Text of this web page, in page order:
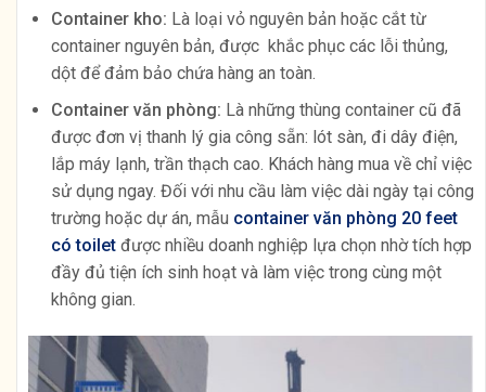
Container kho: Là loại vỏ nguyên bản hoặc cắt từ
container nguyên bản, được khắc phục các lỗi thủng,
dột để đảm bảo chứa hàng an toàn.
Container văn phòng: Là những thùng container cũ đã
được đơn vị thanh lý gia công sẵn: lót sàn, đi dây điện,
lắp máy lạnh, trần thạch cao. Khách hàng mua về chỉ việc
sử dụng ngay. Đối với nhu cầu làm việc dài ngày tại công
trường hoặc dự án, mẫu container văn phòng 20 feet
có toiletđược nhiều doanh nghiệp lựa chọn nhờ tích hợp
đầy đủ tiện ích sinh hoạt và làm việc trong cùng một
không gian.